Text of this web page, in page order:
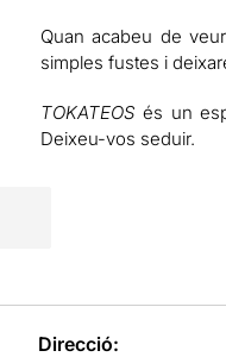
Quan acabeu de
simples fustes i
TOKATEOSés un
Deixeu-vos seduir.
Direcció: